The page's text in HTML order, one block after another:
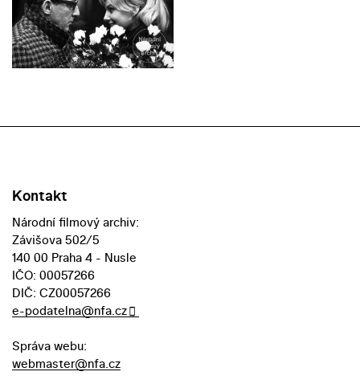
Kontakt
Národní filmový archiv:
Závišova 502/5
140 00 Praha 4 - Nusle
IČO: 00057266
DIČ: CZ00057266
e-podatelna@nfa.cz
Správa webu:
webmaster@nfa.cz